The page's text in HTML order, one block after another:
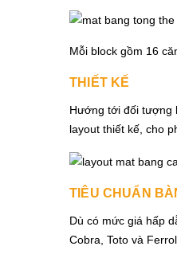
Mỗi block gồm 16
THIẾT KẾ
Hướng tới đối tượng
layout thiết kế, cho
TIÊU CHUẨN
Dù có mức giá hấp
Cobra, Toto và